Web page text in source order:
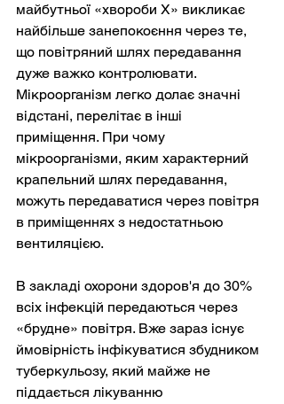
майбутньої «хвороби Х» викликає
найбільше занепокоєння через те,
що повітряний шлях передавання
дуже важко контролювати.
Мікроорганізм легко долає значні
відстані, перелітає в інші
приміщення. При чому
мікроорганізми, яким характерний
крапельний шлях передавання,
можуть передаватися через повітря
в приміщеннях з недостатньою
вентиляцією.
В закладі охорони здоров'я до 30%
всіх інфекцій передаються через
«брудне» повітря. Вже зараз існує
ймовірність інфікуватися збудником
туберкульозу, який майже не
піддається лікуванню